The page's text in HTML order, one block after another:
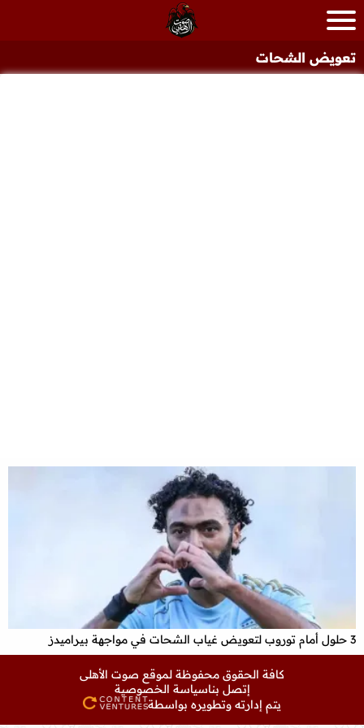
تعويض الشحات
3 حلول أمام توروب لتعويض غياب الشحات في مواجهة بيراميدز
كافة الحقوق محفوظة لموقع صوت الأهلى
إتصل بناسياسة الخصوصية
يتم إدارته وتطويره بواسطة